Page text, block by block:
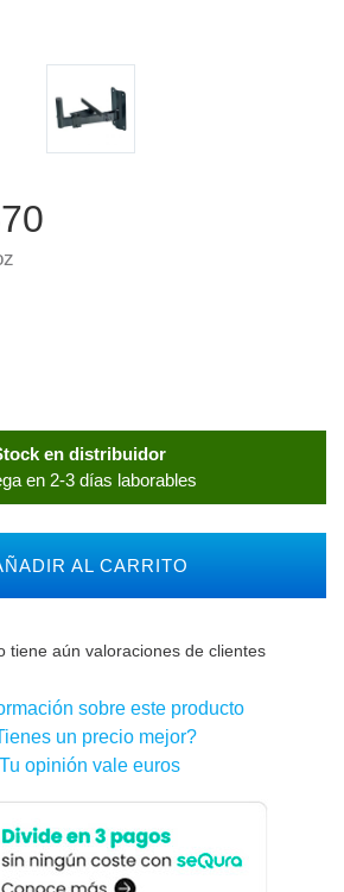
en distribuidor
en 2-3 días laborables
AL CARRITO
tiene aún valoraciones de clientes
sobre este producto
un precio mejor?
Tu opinión vale euros